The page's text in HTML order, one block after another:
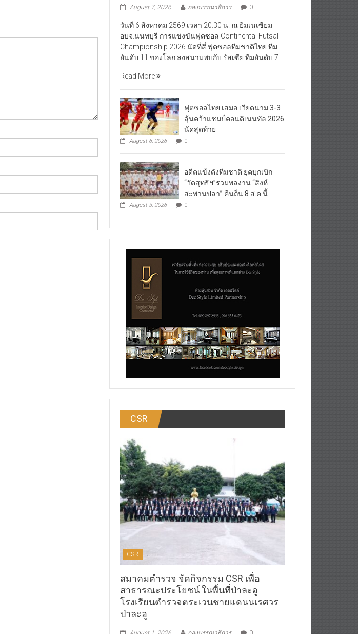
August 7, 2026 กองบรรณาธิการ 0
วันที่ 6 สิงหาคม 2569 เวลา 20.30 น. ณ ยิมเนเซียม
อบจ.นนทบุรี การแข่งขันฟุตซอล Continental Futsal
Championship 2026 นัดที่สี่ ฟุตซอลทีมชาติไทย ทีม
อันดับ 11 ของโลก ลงสนามพบกับ รัสเซีย ทีมอันดับ 7
Read More
ฟุตซอลไทย เสมอ เวียดนาม 3-3
ลุ้นคว้าแชมป์คอนติเนนทัล 2026
นัดสุดท้าย
August 6, 2026 0
อดีตแข้งดังทีมชาติ ยุคบุกเบิก
“วัดสุทธิฯ”รวมพลงาน “สิงห์
สะพานปลา” คืนถิ่น 8 ส.ค.นี้
August 3, 2026 0
CSR
CSR
สมาคมตำรวจ จัดกิจกรรม CSR เพื่อ
สาธารณะประโยชน์ ในพื้นที่ป่าละอู
โรงเรียนตำรวจตระเวนชายแดนนเรศวร
ป่าละอู